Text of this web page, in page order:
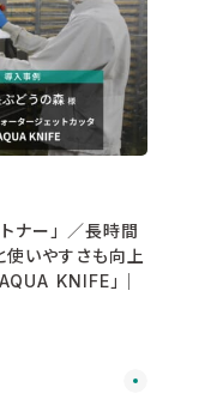
ナー」 ／長時間
使いやすさも向上
AQUA KNIFE」│